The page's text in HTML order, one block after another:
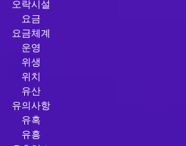
오락시설
요금
요금체계
운영
위생
위치
유산
유의사항
유혹
유흥